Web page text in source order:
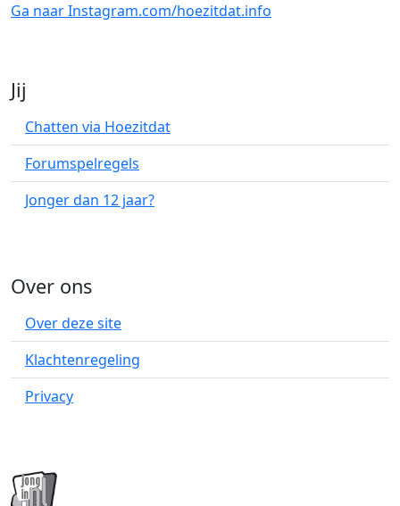
Ga naar Instagram.com/hoezitdat.info
Jij
Chatten via Hoezitdat
Forumspelregels
Jonger dan 12 jaar?
Over ons
Over deze site
Klachtenregeling
Privacy